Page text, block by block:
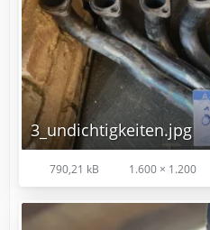
3_undichtigkeiten.jpg
790,21 kB 1.600 × 1.200